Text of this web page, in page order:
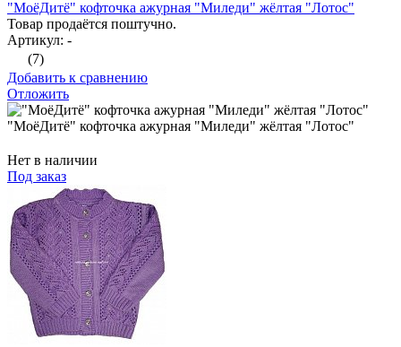
"МоёДитё" кофточка ажурная "Миледи" жёлтая "Лотос"
Товар продаётся поштучно.
Артикул: -
(7)
Добавить к сравнению
Отложить
"МоёДитё" кофточка ажурная "Миледи" жёлтая "Лотос"
Нет в наличии
Под заказ